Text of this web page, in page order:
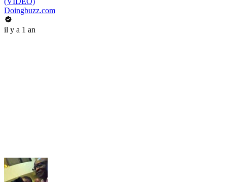
Doingbuzz.com
il y a 1 an